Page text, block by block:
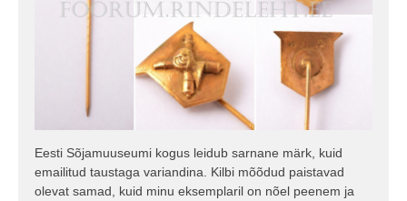
Eesti Sõjamuuseumi kogus leidub sarnane märk, kuid
emailitud taustaga variandina. Kilbi mõõdud paistavad
olevat samad, kuid minu eksemplaril on nõel peenem ja